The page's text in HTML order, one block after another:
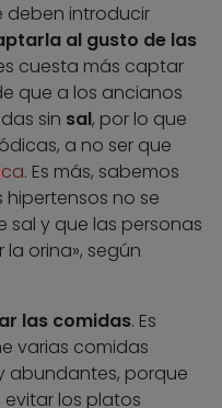
deben introducir
al gusto de las
cuesta más captar
que a los ancianos
sin sal, por lo que
a no ser que
. Es más, sabemos
no se
sal y que las personas
orina», según
las comidas. Es
varias comidas
abundantes, porque
evitar los platos